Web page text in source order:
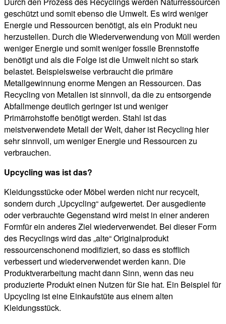
geschützt und somit ebenso die Umwelt. Es wird weniger
Energie und Ressourcen benötigt, als ein Produkt neu
herzustellen. Durch die Wiederverwendung von Müll werden
weniger Energie und somit weniger fossile Brennstoffe
benötigt und als die Folge ist die Umwelt nicht so stark
belastet. Beispielsweise verbraucht die primäre
Metallgewinnung enorme Mengen an Ressourcen. Das
Recycling von Metallen ist sinnvoll, da die zu entsorgende
Abfallmenge deutlich geringer ist und weniger
Primärrohstoffe benötigt werden. Stahl ist das
meistverwendete Metall der Welt, daher ist Recycling hier
sehr sinnvoll, um weniger Energie und Ressourcen zu
verbrauchen.
Upcycling was ist das?
Kleidungsstücke oder Möbel werden nicht nur recycelt,
sondern durch „Upcycling“ aufgewertet. Der ausgediente
oder verbrauchte Gegenstand wird meist in einer anderen
Formfür ein anderes Ziel wiederverwendet. Bei dieser Form
des Recyclings wird das „alte“ Originalprodukt
ressourcenschonend modifiziert, so dass es stofflich
verbessert und wiederverwendet werden kann. Die
Produktverarbeitung macht dann Sinn, wenn das neu
produzierte Produkt einen Nutzen für Sie hat. Ein Beispiel für
Upcycling ist eine Einkaufstüte aus einem alten
Kleidungsstück.